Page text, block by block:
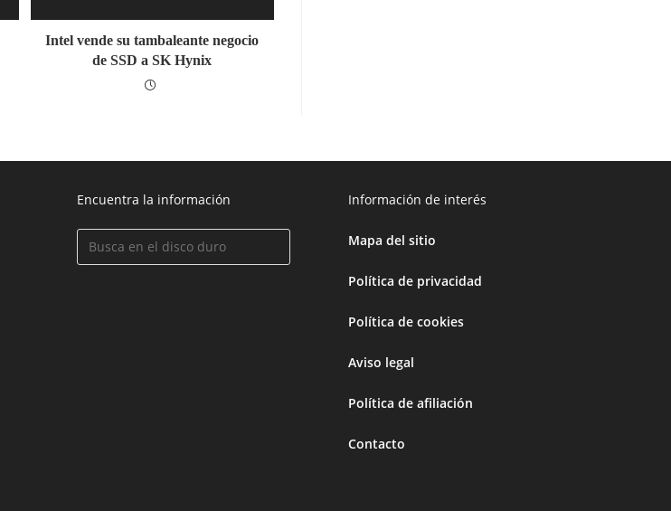
Intel vende su tambaleante negocio
de SSD a SK Hynix
Encuentra la información Información de interés
Mapa del sitio
Política de privacidad
Política de cookies
Aviso legal
Política de afiliación
Contacto